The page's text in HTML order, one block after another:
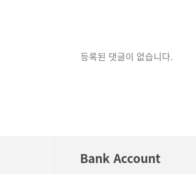
등록된 댓글이 없습니다.
Bank Account